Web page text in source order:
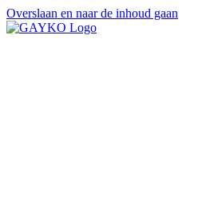
Overslaan en naar de inhoud gaan